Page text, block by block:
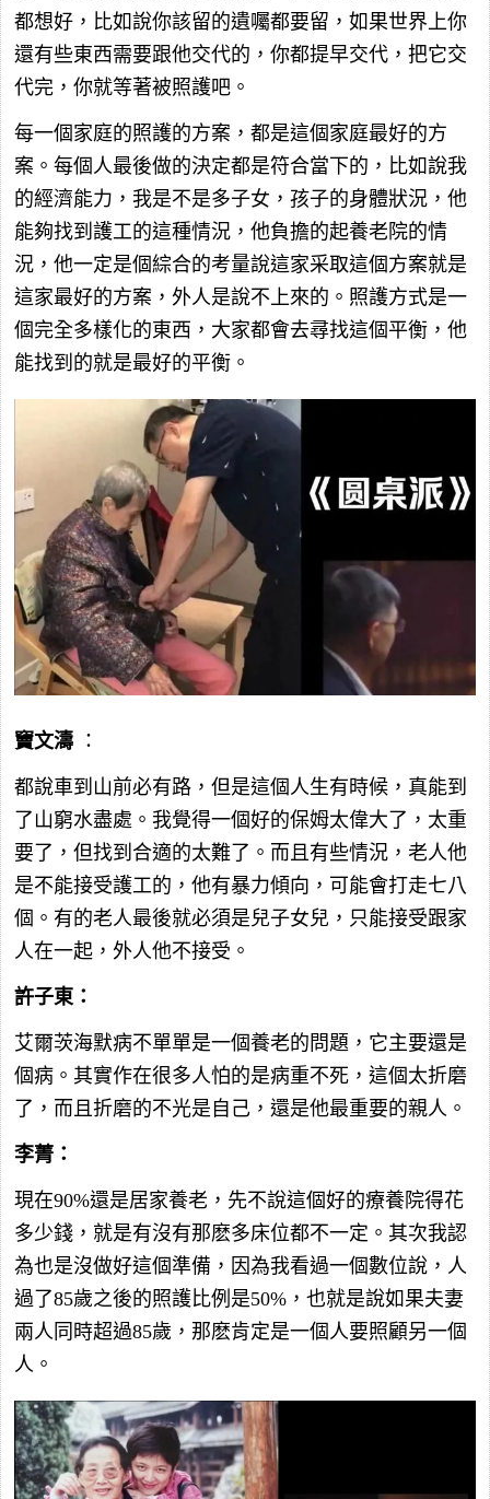
都想好，比如說你該留的遺囑都要留，如果世界上你
還有些東西需要跟他交代的，你都提早交代，把它交
代完，你就等著被照護吧。
每一個家庭的照護的方案，都是這個家庭最好的方
案。每個人最後做的決定都是符合當下的，比如說我
的經濟能力，我是不是多子女，孩子的身體狀況，他
能夠找到護工的這種情況，他負擔的起養老院的情
況，他一定是個綜合的考量說這家采取這個方案就是
這家最好的方案，外人是說不上來的。照護方式是一
個完全多樣化的東西，大家都會去尋找這個平衡，他
能找到的就是最好的平衡。
竇文濤 ：
都說車到山前必有路，但是這個人生有時候，真能到
了山窮水盡處。我覺得一個好的保姆太偉大了，太重
要了，但找到合適的太難了。而且有些情況，老人他
是不能接受護工的，他有暴力傾向，可能會打走七八
個。有的老人最後就必須是兒子女兒，只能接受跟家
人在一起，外人他不接受。
許子東：
艾爾茨海默病不單單是一個養老的問題，它主要還是
個病。其實作在很多人怕的是病重不死，這個太折磨
了，而且折磨的不光是自己，還是他最重要的親人。
李菁：
現在90%還是居家養老，先不說這個好的療養院得花
多少錢，就是有沒有那麽多床位都不一定。其次我認
為也是沒做好這個準備，因為我看過一個數位說，人
過了85歲之後的照護比例是50%，也就是說如果夫妻
兩人同時超過85歲，那麽肯定是一個人要照顧另一個
人。